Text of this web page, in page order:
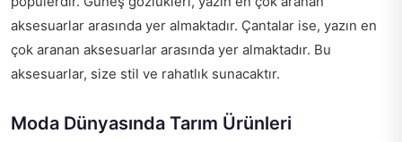
aksesuarlar arasında yer almaktadır. Çantalar ise, yazın en
çok aranan aksesuarlar arasında yer almaktadır. Bu
aksesuarlar, size stil ve rahatlık sunacaktır.
Moda Dünyasında Tarım Ürünleri